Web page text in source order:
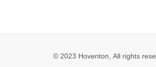
© 2023 Hoventon, All rights